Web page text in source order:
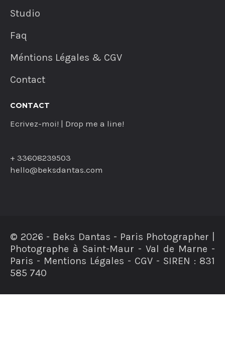
Studio
Faq
Méntions Légales & CGV
Contact
CONTACT
Ecrivez-moi! | Drop me a line!
+ 33608239503
hello@beksdantas.com
© 2026 - Beks Dantas - Paris Photographer |
Photographe à Saint-Maur - Val de Marne -
Paris - Mentions Légales - CGV - SIREN : 831
585 740